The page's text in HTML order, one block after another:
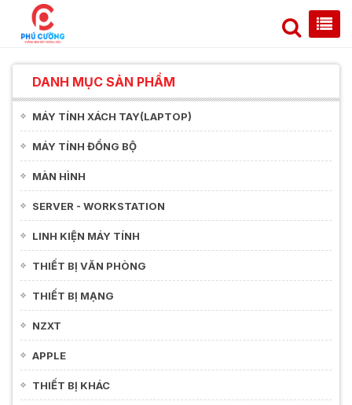
DANH MỤC SẢN PHẨM
MÁY TÍNH XÁCH TAY(LAPTOP)
MÁY TÍNH ĐỒNG BỘ
MÀN HÌNH
SERVER - WORKSTATION
LINH KIỆN MÁY TÍNH
THIẾT BỊ VĂN PHÒNG
THIẾT BỊ MẠNG
NZXT
APPLE
THIẾT BỊ KHÁC